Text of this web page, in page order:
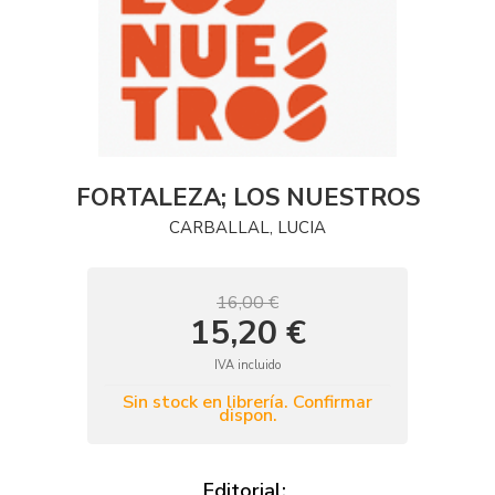
FORTALEZA; LOS NUESTROS
CARBALLAL, LUCIA
16,00 €
15,20 €
IVA incluido
Sin stock en librería. Confirmar
dispon.